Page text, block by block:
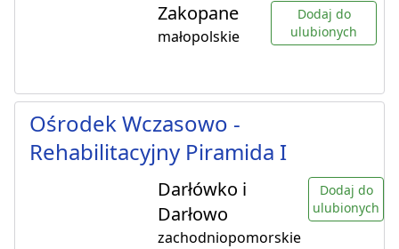
Zakopane
małopolskie
Dodaj do
ulubionych
Ośrodek Wczasowo -
Rehabilitacyjny Piramida I
Darłówko i
Darłowo
zachodniopomorskie
Dodaj do
ulubionych